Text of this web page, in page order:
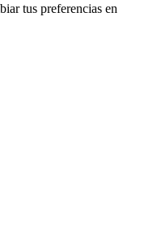
tus preferencias en